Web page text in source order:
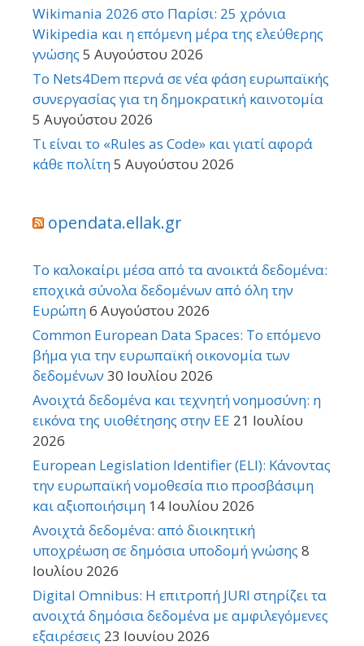
Wikimania 2026 στο Παρίσι: 25 χρόνια
Wikipedia και η επόμενη μέρα της ελεύθερης
γνώσης 5 Αυγούστου 2026
Το Nets4Dem περνά σε νέα φάση ευρωπαϊκής
συνεργασίας για τη δημοκρατική καινοτομία
5 Αυγούστου 2026
Τι είναι το «Rules as Code» και γιατί αφορά
κάθε πολίτη5 Αυγούστου 2026
opendata.ellak.gr
Το καλοκαίρι μέσα από τα ανοικτά δεδομένα:
εποχικά σύνολα δεδομένων από όλη την
Ευρώπη6 Αυγούστου 2026
Common European Data Spaces: Το επόμενο
βήμα για την ευρωπαϊκή οικονομία των
δεδομένων 30 Ιουλίου 2026
Ανοιχτά δεδομένα και τεχνητή νοημοσύνη: η
εικόνα της υιοθέτησης στην ΕΕ 21 Ιουλίου
2026
European Legislation Identifier (ELI): Κάνοντας
την ευρωπαϊκή νομοθεσία πιο προσβάσιμη
και αξιοποιήσιμη 14 Ιουλίου 2026
Ανοιχτά δεδομένα: από διοικητική
υποχρέωση σε δημόσια υποδομή γνώσης 8
Ιουλίου 2026
Digital Omnibus: Η επιτροπή JURI στηρίζει τα
ανοιχτά δημόσια δεδομένα με αμφιλεγόμενες
εξαιρέσεις 23 Ιουνίου 2026